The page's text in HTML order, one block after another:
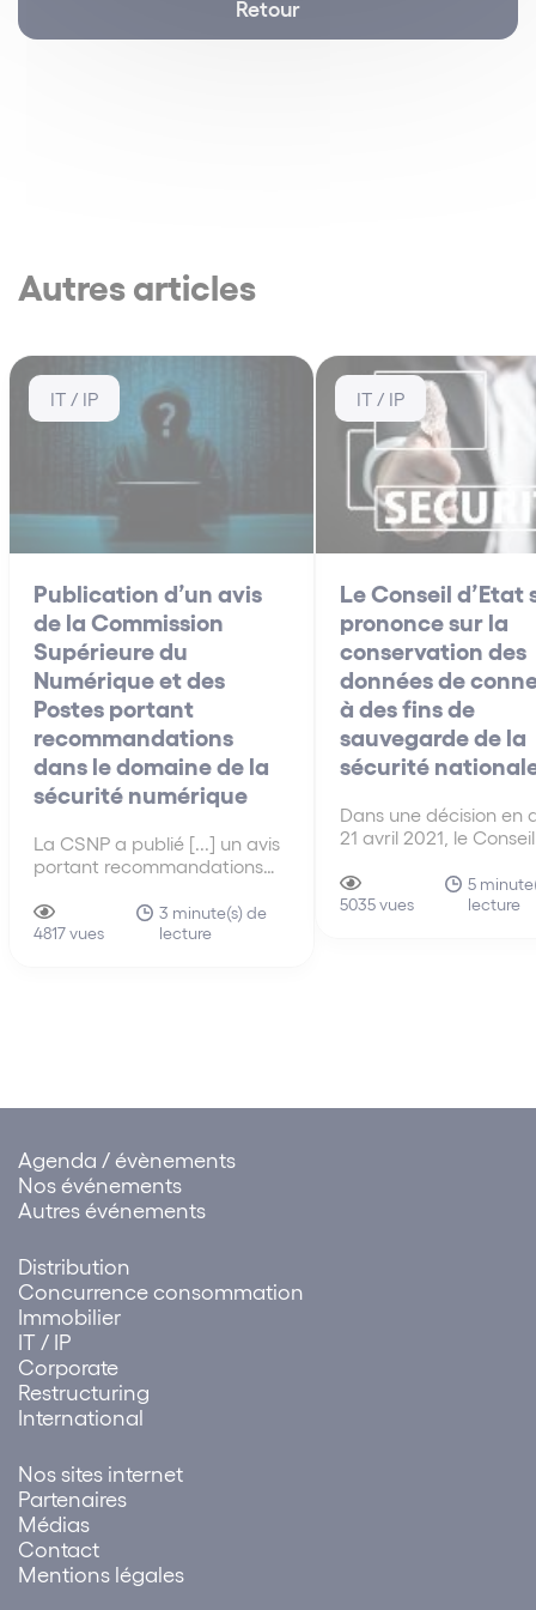
Retour
Autres articles
IT / IP
Publication d’un avis
de la Commission
Supérieure du
Numérique et des
Postes portant
recommandations
dans le domaine de la
sécurité numérique
La CSNP a publié [...] un avis
portant recommandations
sécurité numérique, et
plaidant notamment pour la
4817 vues
3 minute(s) de
lecture
IT / IP
Le Conseil d’Etat
prononce sur la
conservation des
données de
à des fins de
sauvegarde de la
sécurité
Dans une décision en
21 avril 2021, le
conformité du droit
au droit européen en
5035 vues
5
lecture
Agenda / évènements
Nos événements
Autres événements
Distribution
Concurrence consommation
Immobilier
IT / IP
Corporate
Restructuring
International
Nos sites internet
Partenaires
Médias
Contact
Mentions légales